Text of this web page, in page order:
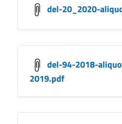
del-20_2020-
del-94-2018-
2019.pdf